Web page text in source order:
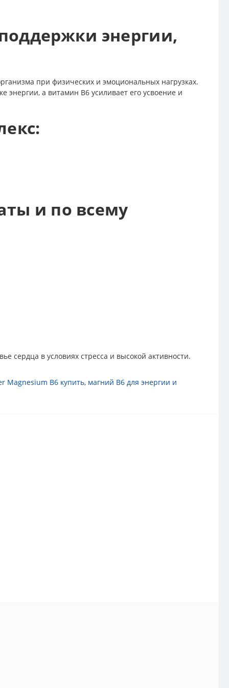
энергии,
при физических и эмоциональных нагрузках.
энергии, а витамин B6 усиливает его усвоение и
и по всему
сердца в условиях стресса и высокой активности.
Magnesium B6 купить, магний B6 для энергии и